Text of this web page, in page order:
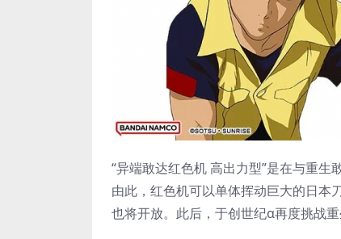
“异端敢达红色机 高出力型”是在与重
由此，红色机可以单体挥动巨大的日本
也将开放。此后，于创世纪α再度挑战